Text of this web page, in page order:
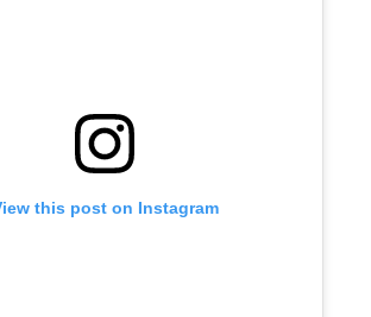
this post on Instagram